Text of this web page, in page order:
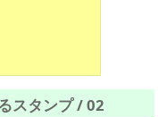
スタンプ / 02